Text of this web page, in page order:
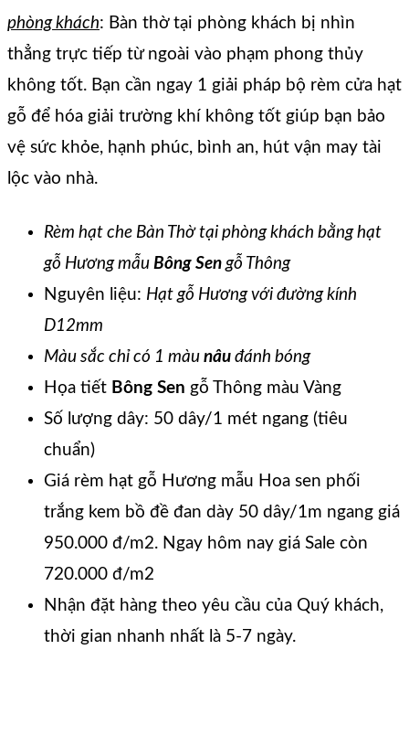
phòng khách: Bàn thờ tại phòng khách bị nhìn
thẳng trực tiếp từ ngoài vào phạm phong thủy
không tốt. Bạn cần ngay 1 giải pháp bộ rèm cửa hạt
gỗ để hóa giải trường khí không tốt giúp bạn bảo
vệ sức khỏe, hạnh phúc, bình an, hút vận may tài
lộc vào nhà.
Rèm hạt che Bàn Thờ tại phòng khách bằng hạt
gỗ Hương mẫu Bông Sengỗ Thông
Nguyên liệu: Hạt gỗ Hương với đường kính
D12mm
Màu sắc chỉ có 1 màu nâu đánh bóng
Họa tiết Bông Sen gỗ Thông màu Vàng
Số lượng dây: 50 dây/1 mét ngang (tiêu
chuẩn)
Giá rèm hạt gỗ Hương mẫu Hoa sen phối
trắng kem bồ đề đan dày 50 dây/1m ngang giá
950.000 đ/m2. Ngay hôm nay giá Sale còn
720.000 đ/m2
Nhận đặt hàng theo yêu cầu của Quý khách,
thời gian nhanh nhất là 5-7 ngày.